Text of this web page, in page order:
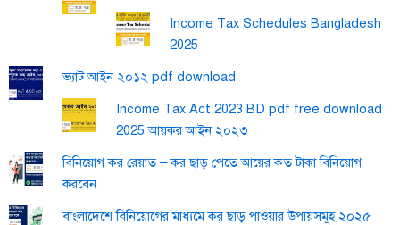
Income Tax Schedules Bangladesh
2025
ভ্যাট আইন ২০১২ pdf download
Income Tax Act 2023 BD pdf free download
2025 আয়কর আইন ২০২৩
বিনিয়োগ কর রেয়াত – কর ছাড় পেতে আয়ের কত টাকা বিনিয়োগ
করবেন
বাংলাদেশে বিনিয়োগের মাধ্যমে কর ছাড় পাওয়ার উপায়সমূহ ২০২৫